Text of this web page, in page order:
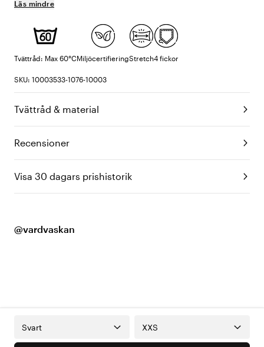
Läs mindre
Tvättråd: Max 60°CMiljöcertifieringStretch4 fickor
SKU: 10003533-1076-10003
Tvättråd & material
Recensioner
Visa 30 dagars prishistorik
@vardvaskan
Svart XXS